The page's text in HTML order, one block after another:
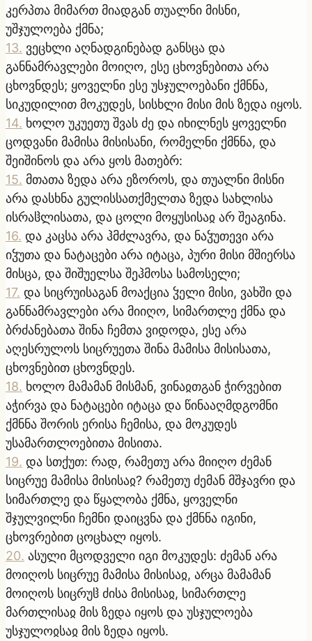
კერპთა მიმართ მიადგან თუალნი მისნი,
უშჯულოება ქმნა;
13. ვეცხლი აღნადგინებად განსცა და
განნამრავლები მოიღო, ესე ცხოვნებითა არა
ცხოვნდეს; ყოველნი ესე უსჯულოებანი ქმნნა,
სიკუდილით მოკუდეს, სისხლი მისი მის ზედა იყოს.
14. ხოლო უკუეთუ შვას ძე და იხილნეს ყოველნი
ცოდვანი მამისა მისისანი, რომელნი ქმნნა, და
შეიშინოს და არა ყოს მათებრ:
15. მთათა ზედა არა ეზოროს, და თუალნი მისნი
არა დასხნა გულისსათქმელთა ზედა სახლისა
ისრაჱლისათა, და ცოლი მოყუსისაჲ არ შეაგინა.
16. და კაცსა არა ჰმძლავრა, და ნაჴუთევი არა
იჴუთა და ნატაცები არა იტაცა, პური მისი მშიერსა
მისცა, და შიშუელსა შეჰმოსა სამოსელი;
17. და სიცრუისაგან მოაქცია ჴელი მისი, ვახში და
განნამრავლები არა მიიღო, სიმართლე ქმნა და
ბრძანებათა შინა ჩემთა ვიდოდა, ესე არა
აღესრულოს სიცრუეთა შინა მამისა მისისათა,
ცხოვნებით ცხოვნდეს.
18. ხოლო მამამან მისმან, ვინაჲთგან ჭირვებით
აჭირვა და ნატაცები იტაცა და წინააღმდგომნი
ქმნნა შორის ერისა ჩემისა, და მოკუდეს
უსამართლოებითა მისითა.
19. და სთქუთ: რად, რამეთუ არა მიიღო ძემან
სიცრუე მამისა მისისაჲ? რამეთუ ძემან მშჯავრი და
სიმართლე და წყალობა ქმნა, ყოველნი
შჯულვილნი ჩემნი დაიცვნა და ქმნნა იგინი,
ცხოვრებით ცოცხალ იყოს.
20. ასული მცოდველი იგი მოკუდეს: ძემან არა
მოიღოს სიცრუე მამისა მისისაჲ, არცა მამამან
მოიღოს სიცრუჱ ძისა მისისაჲ, სიმართლე
მართლისაჲ მის ზედა იყოს და უსჯულოება
უსჯულოჲსაჲ მის ზედა იყოს.